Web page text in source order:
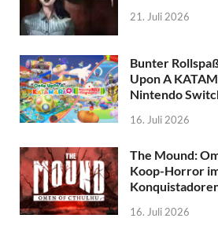
21. Juli 2026
Bunter
Upon A
Nintendo
16. Juli 2026
The Mound:
Koop-Horror
16. Juli 2026